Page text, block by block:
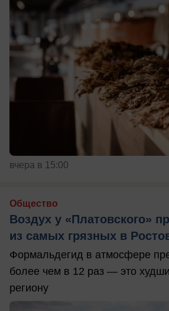
вчера в 15:00
Общество
Воздух у «Платовского»
из самых грязных в
Формальдегид в атмосфере
более чем в 12 раз — это
региону